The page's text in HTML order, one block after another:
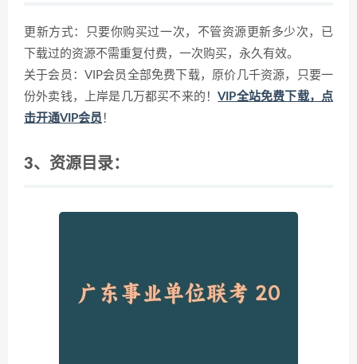
更新方式：只要你购买过一次，不管资源更新多少次，已
下载过的资源不需重复付费，一次购买，永久有效。
关于会员：VIP会员全部免费下载，原价几千资源，只要一
份外卖钱，上岸是几万都买不来的！VIP全站免费下载，点
击开通VIP会员 ！
3、资源目录：